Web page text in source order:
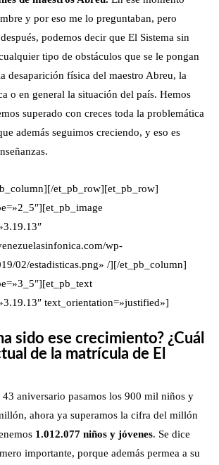
y por eso me lo preguntaban, pero
podemos decir que El Sistema sin
tipo de obstáculos que se le pongan
desaparición física del maestro Abreu, la
o en general la situación del país. Hemos
superado con creces toda la problemática
además seguimos creciendo, y eso es
et_pb_row][et_pb_row]
wp-
02/estadisticas.png» /][/et_pb_column]
text_orientation=»justified»]
sido ese crecimiento? ¿Cuál
de la matrícula de El
43 aniversario pasamos los 900 mil niños y
ahora ya superamos la cifra del millón
1.012.077 niños y jóvenes. Se dice
importante, porque además permea a su